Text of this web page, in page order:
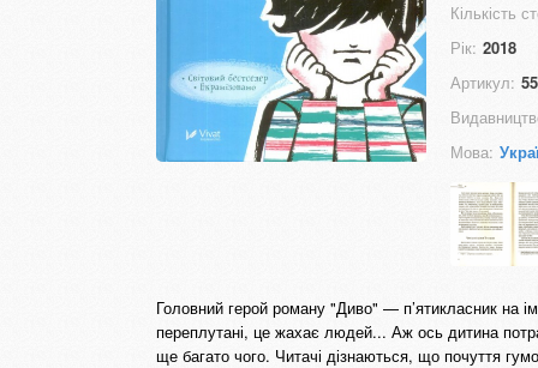
Кількість
Рік: 2018
Артикул:
Мова:
Головний герой роману "Диво" — п’ятикласник на
переплутані, це жахає людей... Аж ось дитина
ще багато чого. Читачі дізнаються, що почуття